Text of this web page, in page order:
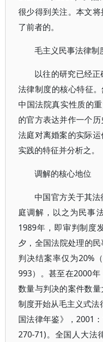
很少得到关注。本文
了前者的。
毛主义民事法律制
以往的研究已经
法律制度的核心特征
中国法院真实性质的
的官方表达并作一个
法庭对离婚案的实际
实践的特征并分析之。
调解的核心地位
中国官方关于其
庭调解，以之为民事
1989年，即审判制度
夕，全国法院处理的
判决结案率仅为20%
993）。甚至在2000
数量与判决的案件数
制度开始从毛主义式法
国法律年鉴》，2001
270-71)。全国人大法